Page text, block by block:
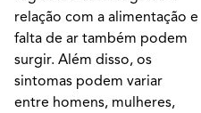
relação com a alimentação e
falta de ar também podem
surgir. Além disso, os
sintomas podem variar
entre homens, mulheres,